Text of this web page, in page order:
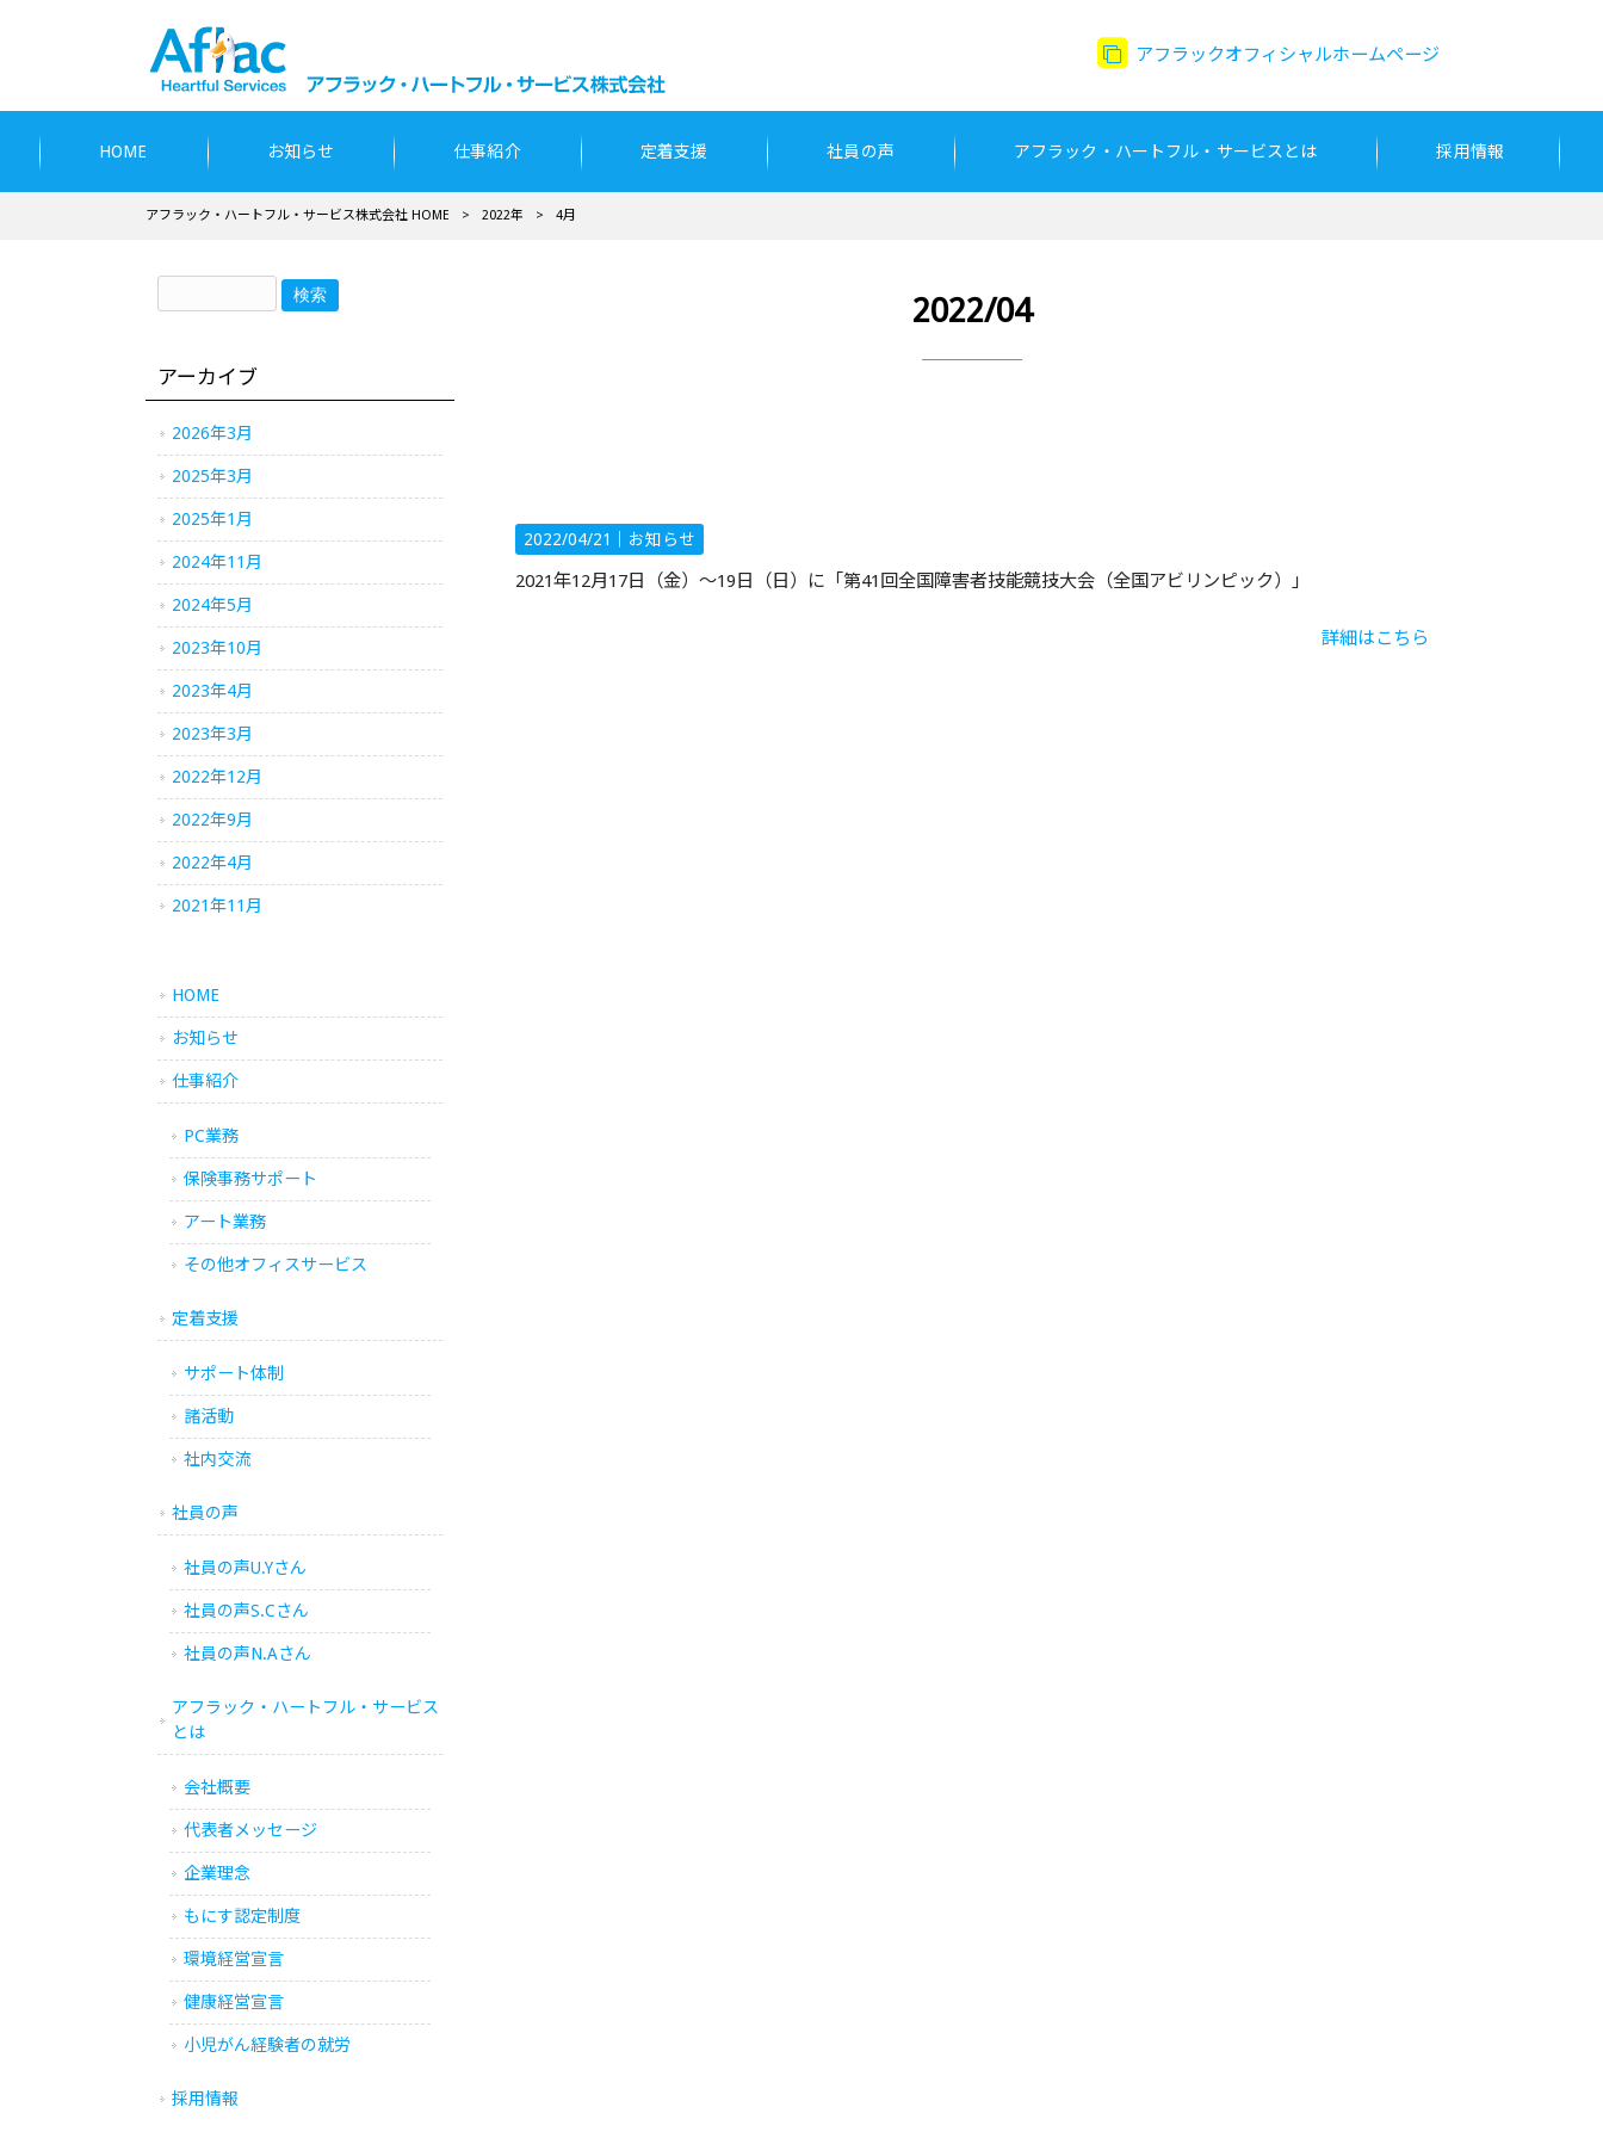
アフラックオフィシャルホームページ
HOME お知らせ 仕事紹介 定着支援 社員の声 アフラック・ハートフル・サービスとは 採用情報
アフラック・ハートフル・サービス株式会社 HOME > 2022年 > 4月
2022/04
2022/04/21｜ お知らせ
2021年12月17日（金）～19日（日）に「第41回全国障害者技能競技大会（全国アビリンピック）」
詳細はこちら
アーカイブ
2026年3月
2025年3月
2025年1月
2024年11月
2024年5月
2023年10月
2023年4月
2023年3月
2022年12月
2022年9月
2022年4月
2021年11月
HOME
お知らせ
仕事紹介
PC業務
保険事務サポート
アート業務
その他オフィスサービス
定着支援
サポート体制
諸活動
社内交流
社員の声
社員の声U.Yさん
社員の声S.Cさん
社員の声N.Aさん
アフラック・ハートフル・サービス
とは
会社概要
代表者メッセージ
企業理念
もにす認定制度
環境経営宣言
健康経営宣言
小児がん経験者の就労
採用情報